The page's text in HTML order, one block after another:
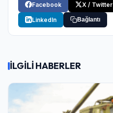
Facebook
X / Twitter
LinkedIn Bağlantı
İLGİLİ HABERLER